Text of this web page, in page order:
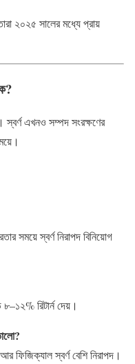
২০২৫ সালের মধ্যে প্রায়
স্বর্ণ এখনও সম্পদ সংরক্ষণের
সময়ে স্বর্ণ নিরাপদ বিনিয়োগ
রিটার্ন দেয়।
ফিজিক্যাল স্বর্ণ বেশি নিরাপদ।